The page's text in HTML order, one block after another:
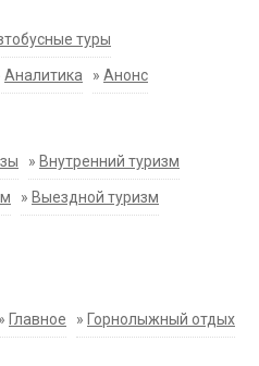
туры
Аналитика » Анонс
» Внутренний туризм
» Выездной туризм
» Главное » Горнолыжный отдых